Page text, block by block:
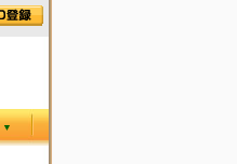
▼